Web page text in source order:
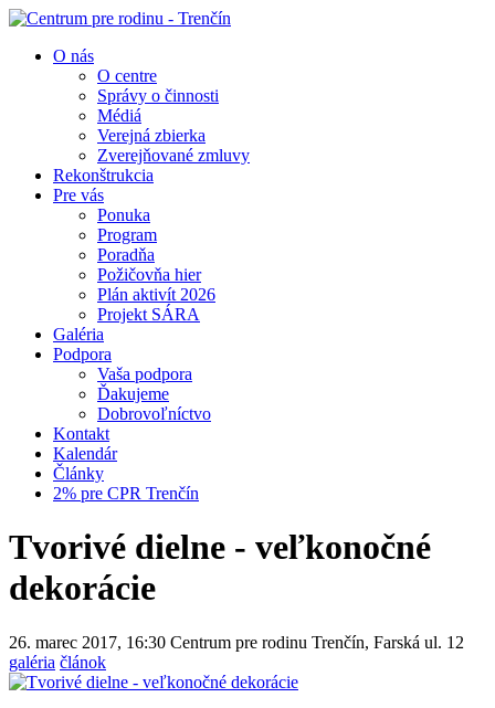
O nás
O centre
Správy o činnosti
Médiá
Verejná zbierka
Zverejňované zmluvy
Rekonštrukcia
Pre vás
Ponuka
Program
Poradňa
Požičovňa hier
Plán aktivít 2026
Projekt SÁRA
Galéria
Podpora
Vaša podpora
Ďakujeme
Dobrovoľníctvo
Kontakt
Kalendár
Články
2% pre CPR Trenčín
Tvorivé dielne - veľkonočné
dekorácie
26. marec 2017, 16:30 Centrum pre rodinu Trenčín, Farská ul. 12
galéria článok